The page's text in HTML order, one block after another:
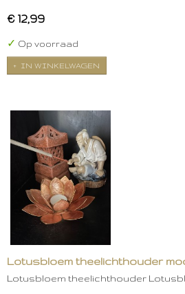
€ 12,99
✓ Op voorraad
IN WINKELWAGEN
Lotusbloem theelichthouder
Lotusbloem theelichthouder